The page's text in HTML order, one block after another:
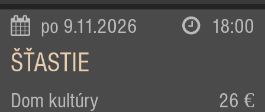
po 9.11.2026 18:00
ŠŤASTIE
Dom kultúry 26 €